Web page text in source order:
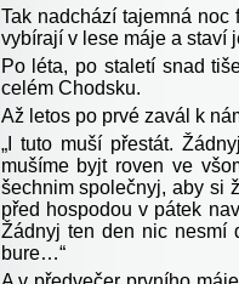
Tak nadchází tajemná
vybírají v lese máje a staví
Po léta, po staletí snad
celém Chodsku.
Až letos po prvé zavál k
„I tuto muší přestát.
mušíme byjt roven ve
šechnim společnyj, aby si
před hospodou v pátek
Žádnyj ten den nic nesmí
bure…“